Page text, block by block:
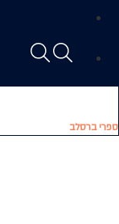
ספרי ברסלב